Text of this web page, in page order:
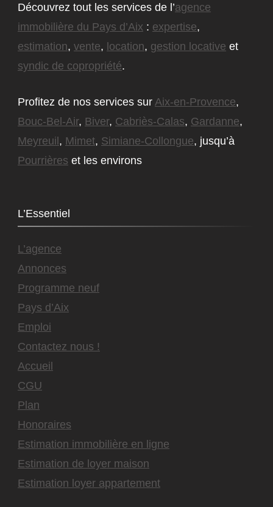
Découvrez tout les services de l’agence
immobilière du Pays d’Aix : expertise,
estimation, vente, location, gestion locative et
syndic de copropriété.
Profitez de nos services sur Aix-en-Provence,
Bouc-Bel-Air, Biver, Cabriès-Calas, Gardanne,
Meyreuil , Mimet, Simiane-Collongue, jusqu’à
Pourrières et les environs
L’Essentiel
L’agence
Annonces
Programme neuf
Pays d’Aix
Emploi
Contactez nous !
Accueil
CGU
Plan
Honoraires
Estimation immobilière en ligne
Estimation de loyer maison
Estimation loyer appartement